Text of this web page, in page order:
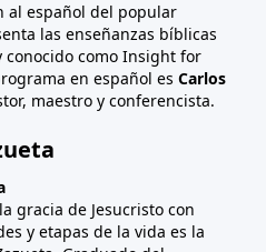
al español del popular
las enseñanzas bíblicas
conocido como Insight for
en español es Carlos
maestro y conferencista.
gracia de Jesucristo con
y etapas de la vida es la